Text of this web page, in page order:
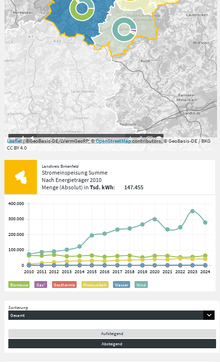
7.059°,49.813° 5km
Leaflet| ©GeoBasis-DE/LVermGeoRP, ©OpenStreetMapcontributors, © GeoBasis-DE / BKG
CC BY 4.0
Landkreis Birkenfeld
Stromeinspeisung Summe
Nach Energieträger2010
Menge(Absolut) in Tsd. kWh: 147.455
Biomasse Gas* Geothermie Photovoltaik Wasser Wind
Sortierung
Gesamt
Aufsteigend
Absteigend